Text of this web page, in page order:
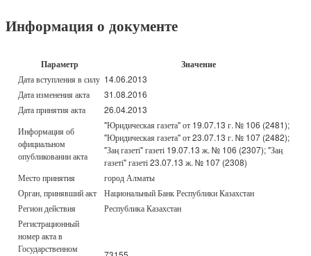
Информация о документе
Параметр Значение
Дата вступления в силу 14.06.2013
Дата изменения акта
31.08.2016
Дата принятия акта
26.04.2013
Информация об
официальном
опубликовании акта
"Юридическая газета" от 19.07.13 г. № 106 (2481);
"Юридическая газета" от 23.07.13 г. № 107 (2482);
"Заң газеті" газеті 19.07.13 ж. № 106 (2307); "Заң
газеті" газеті 23.07.13 ж. № 107 (2308)
Место принятия
город Алматы
Орган, принявший акт
Национальный Банк Республики Казахстан
Регион действия
Республика Казахстан
Регистрационный
номер акта в
Государственном